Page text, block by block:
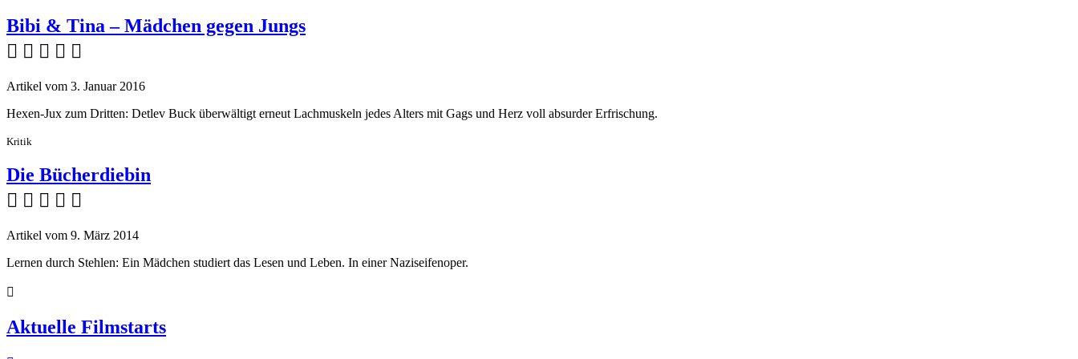
Bibi & Tina – Mädchen gegen Jungs
    
Artikel vom 3. Januar 2016
Hexen-Jux zum Dritten: Detlev Buck überwältigt erneut Lachmuskeln jedes Alters mit Gags und Herz voll absurder Erfrischung.
Kritik
Die Bücherdiebin
    
Artikel vom 9. März 2014
Lernen durch Stehlen: Ein Mädchen studiert das Lesen und Leben. In einer Naziseifenoper.

Aktuelle Filmstarts